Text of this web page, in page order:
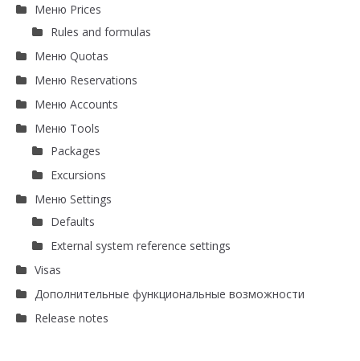
Меню Prices
Rules and formulas
Меню Quotas
Меню Reservations
Меню Accounts
Меню Tools
Packages
Excursions
Меню Settings
Defaults
External system reference settings
Visas
Дополнительные функциональные возможности
Release notes